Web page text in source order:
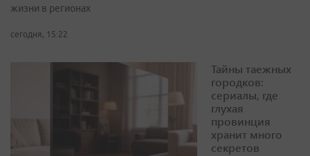
жизни в регионах
сегодня, 15:22
Тайны таежных
городков:
сериалы, где
глухая
провинция
хранит много
секретов